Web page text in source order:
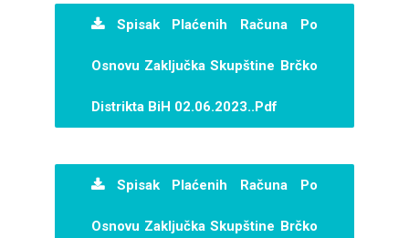
Spisak Plaćenih Računa Po
Osnovu Zaključka Skupštine Brčko
Distrikta BiH 02.06.2023..pdf
Spisak Plaćenih Računa Po
Osnovu Zaključka Skupštine Brčko